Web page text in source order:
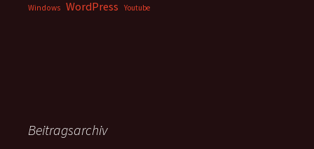
Windows WordPress Youtube
Beitragsarchiv